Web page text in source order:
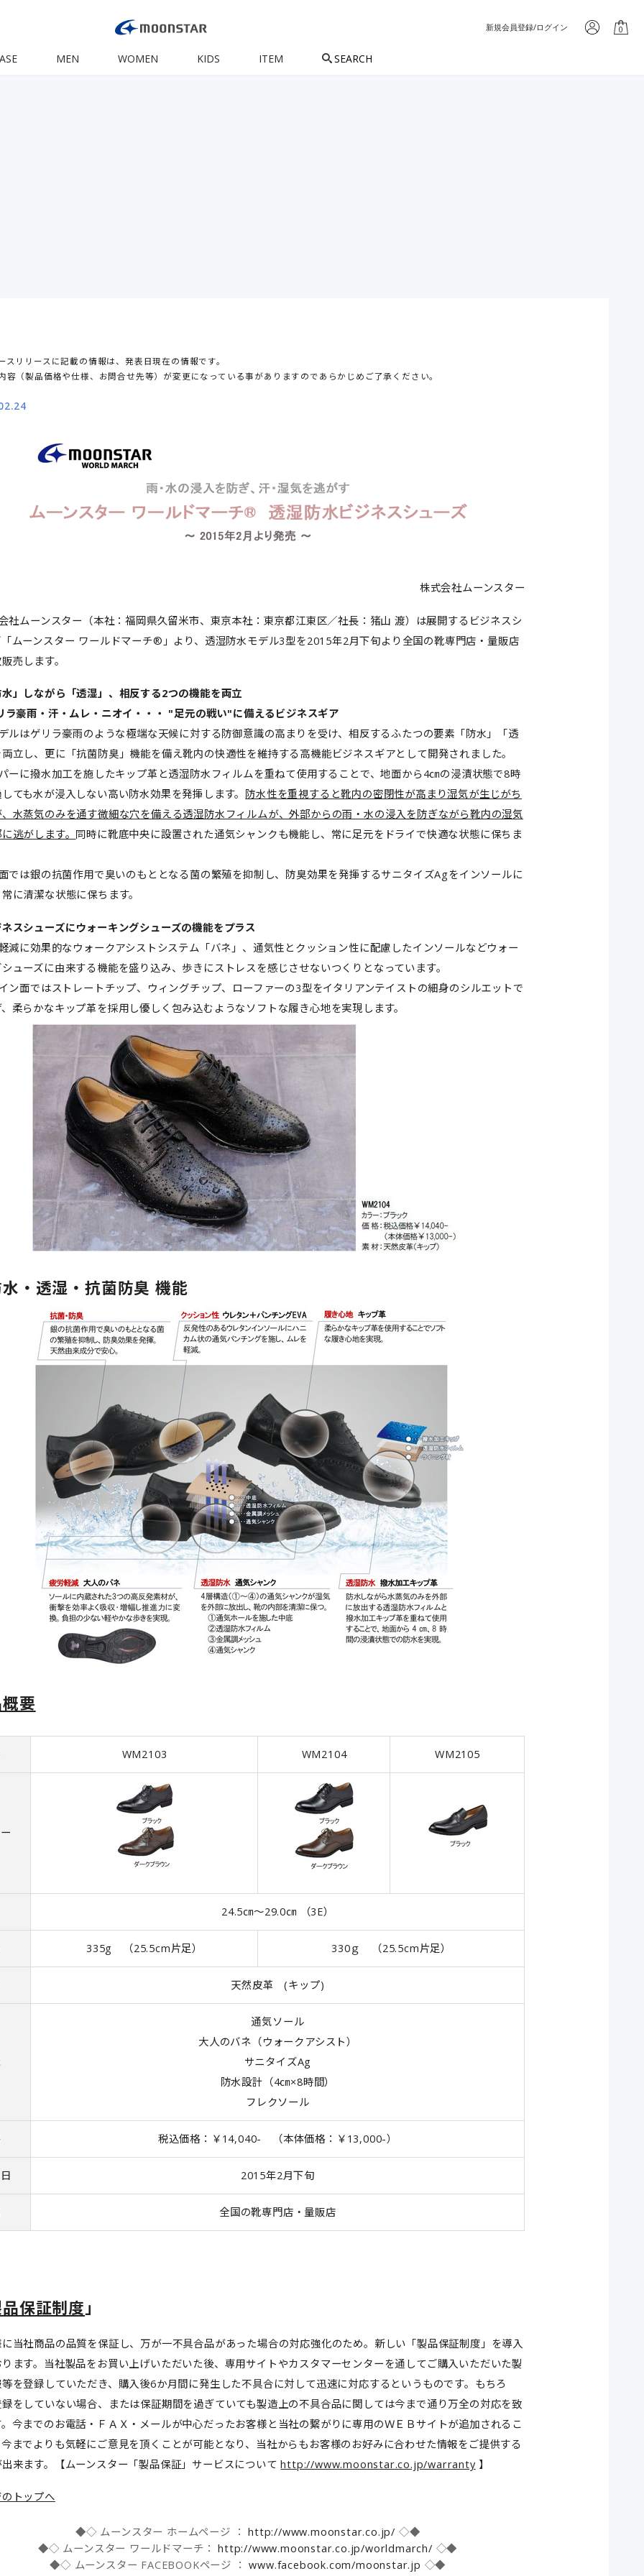
新規会員登録/ログイン 0
MEN WOMEN KIDS ITEM SEARCH
スリリースに記載の情報は、発表日現在の情報です。
容（製品価格や仕様、お問合せ先等）が変更になっている事がありますのであらかじめご了承ください。
株式会社ムーンスター
社ムーンスター（本社：福岡県久留米市、東京本社：東京都江東区／社長：猪山 渡）は展開するビジネスシ
「ムーンスター ワールドマーチ®」より、透湿防水モデル3型を2015年2月下旬より全国の靴専門店・量販店
売します。
」しながら「透湿」、相反する2つの機能を両立
豪雨・汗・ムレ・ニオイ・・・ "足元の戦い"に備えるビジネスギア
ルはゲリラ豪雨のような極端な天候に対する防御意識の高まりを受け、相反するふたつの要素「防水」「透
立し、更に「抗菌防臭」機能を備え靴内の快適性を維持する高機能ビジネスギアとして開発されました。
ーに撥水加工を施したキップ革と透湿防水フィルムを重ねて使用することで、地面から4㎝の浸漬状態で8時
ても水が浸入しない高い防水効果を発揮します。 防水性を重視すると靴内の密閉性が高まり湿気が生じがち
水蒸気のみを通す微細な穴を備える透湿防水フィルムが、外部からの雨・水の浸入を防ぎながら靴内の湿気
逃がします。 同時に靴底中央に設置された通気シャンクも機能し、常に足元をドライで快適な状態に保ちま
では銀の抗菌作用で臭いのもととなる菌の繁殖を抑制し、防臭効果を発揮するサニタイズAgをインソールに
に清潔な状態に保ちます。
スシューズにウォーキングシューズの機能をプラス
減に効果的なウォークアシストシステム「バネ」、通気性とクッション性に配慮したインソールなどウォー
ューズに由来する機能を盛り込み、歩きにストレスを感じさせないつくりとなっています。
ン面ではストレートチップ、ウィングチップ、ローファーの3型をイタリアンテイストの細身のシルエットで
柔らかなキップ革を採用し優しく包み込むようなソフトな履き心地を実現します。
・透湿・抗菌防臭 機能
要
WM2103 WM2104 WM2105
24.5㎝～29.0㎝ （3E）
335g （25.5cm片足） 330ｇ （25.5cm片足）
天然皮革 (キップ)
通気ソール
大人のバネ（ウォークアシスト）
サニタイズAg
防水設計（4㎝×8時間）
フレクソール
税込価格：￥14,040- （本体価格：￥13,000-）
2015年2月下旬
全国の靴専門店・量販店
保証制度」
に当社商品の品質を保証し、万が一不具合品があった場合の対応強化のため。新しい「製品保証制度」を導入
ります。当社製品をお買い上げいただいた後、専用サイトやカスタマーセンターを通してご購入いただいた製
を登録していただき、購入後6か月間に発生した不具合に対して迅速に対応するというものです。もちろ
をしていない場合、または保証期間を過ぎていても製造上の不具合品に関しては今まで通り万全の対応を致
。今までのお電話・ＦＡＸ・メールが中心だったお客様と当社の繋がりに専用のＷＥＢサイトが追加されるこ
今までよりも気軽にご意見を頂くことが可能となり、当社からもお客様のお好みに合わせた情報をご提供する
出来ます。【ムーンスター「製品保証」サービスについてhttp://www.moonstar.co.jp/warranty 】
トップへ
◆◇ ムーンスター ホームページ ：http://www.moonstar.co.jp/ ◇◆
◆◇ ムーンスター ワールドマーチ：http://www.moonstar.co.jp/worldmarch/ ◇◆
◆◇ ムーンスター FACEBOOKページ ：www.facebook.com/moonstar.jp ◇◆